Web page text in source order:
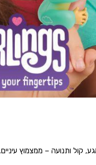
קול ותנועה – ממצמוץ